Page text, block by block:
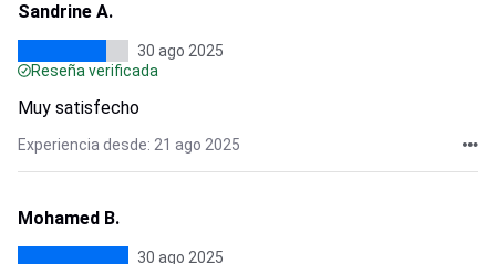
Sandrine A.
30 ago 2025
Reseña verificada
Muy satisfecho
Experiencia desde: 21 ago 2025
Mohamed B.
30 ago 2025